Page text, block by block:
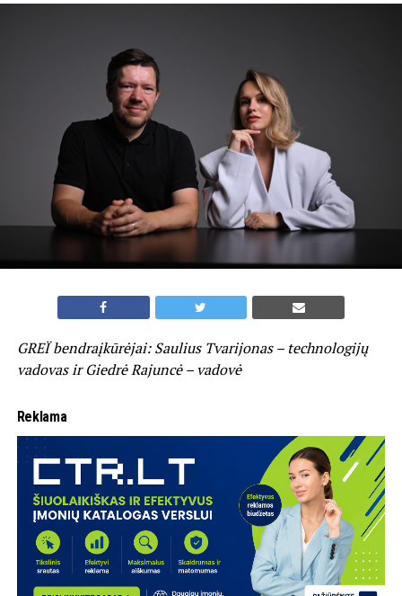
GREÏ bendraįkūrėjai: Saulius Tvarijonas – technologijų
vadovas ir Giedrė Rajuncė – vadovė
Reklama